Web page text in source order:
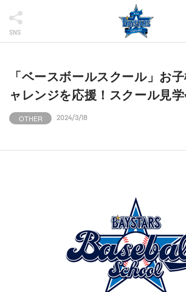
SNS
「ベースボールスクール」お
ャレンジを応援！スクール見
OTHER 2024/3/18